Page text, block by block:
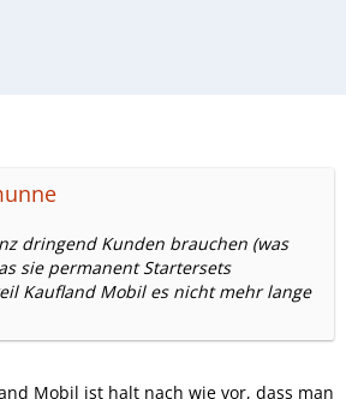
dringend Kunden brauchen (was
sie permanent Startersets
Kaufland Mobil es nicht mehr lange
Mobil ist halt nach wie vor, dass man